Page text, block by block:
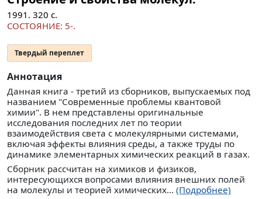
1991. 320 с.
СОСТОЯНИЕ: 5-.
Твердый переплет
Аннотация
Данная книга - третий из сборников, выпускаемых под
названием "Современные проблемы квантовой
химии". В нем представлены оригинальные
исследования последних лет по теории
взаимодействия света с молекулярными системами,
включая эффекты влияния среды, а также труды по
динамике элементарных химических реакций в газах.
Сборник рассчитан на химиков и физиков,
интересующихся вопросами влияния внешних полей
на молекулы и теорией химических... (Подробнее)